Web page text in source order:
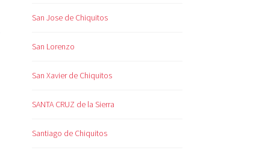
San Jose de Chiquitos
San Lorenzo
San Xavier de Chiquitos
SANTA CRUZ de la Sierra
Santiago de Chiquitos